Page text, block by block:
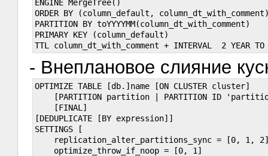
ENGINE MergeTree()
ORDER BY (column_default,
PARTITION BY toYYYYMM(column_dt_with_comment)
PRIMARY KEY (column_default)
- Внеплановое слияние
OPTIMIZE TABLE [db.]name [ON CLUSTER cluster]
[PARTITION partition | PARTITION ID
    [FINAL]
[DEDUPLICATE [BY expression]]
SETTINGS [
replication_alter_partitions_sync = [0, 1,
    optimize_throw_if_noop = [0, 1]